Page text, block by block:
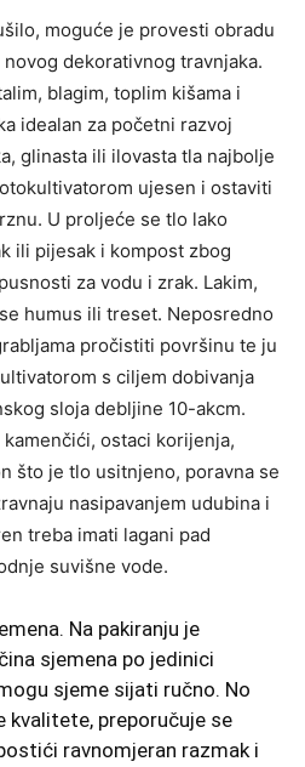
moguće je provesti obradu
dekorativnog travnjaka.
blagim, toplim kišama i
idealan za početni razvoj
glinasta ili ilovasta tla najbolje
ujesen i ostaviti
U proljeće se tlo lako
ili pijesak i kompost zbog
za vodu i zrak. Lakim,
humus ili treset. Neposredno
pročistiti površinu te ju
s ciljem dobivanja
sloja debljine 10-akcm.
ostaci korijenja,
što je tlo usitnjeno, poravna se
nasipavanjem udubina i
treba imati lagani pad
suvišne vode.
Na pakiranju je
sjemena po jedinici
sjeme sijati ručno. No
kvalitete, preporučuje se
ravnomjeran razmak i